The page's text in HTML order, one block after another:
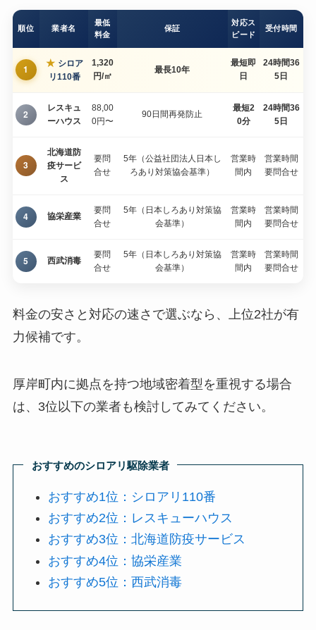
順位 業者名
最低
料金
保証
対応ス
ピード
受付時間
1 ★ シロア
リ110番
1,320
円/㎡
最長10年
最短即
日
24時間36
5日
2
レスキュ
ーハウス
88,00
0円〜
90日間再発防止
最短2
0分
24時間36
5日
3
北海道防
疫サービ
ス
要問
合せ
5年（公益社団法人日本し
ろあり対策協会基準）
営業時
間内
営業時間
要問合せ
4 協栄産業
要問
合せ
5年（日本しろあり対策協
会基準）
営業時
間内
営業時間
要問合せ
5 西武消毒
要問
合せ
5年（日本しろあり対策協
会基準）
営業時
間内
営業時間
要問合せ
料金の安さと対応の速さで選ぶなら、上位2社が有
力候補です。
厚岸町内に拠点を持つ地域密着型を重視する場合
は、3位以下の業者も検討してみてください。
おすすめのシロアリ駆除業者
おすすめ1位：シロアリ110番
おすすめ2位：レスキューハウス
おすすめ3位：北海道防疫サービス
おすすめ4位：協栄産業
おすすめ5位：西武消毒